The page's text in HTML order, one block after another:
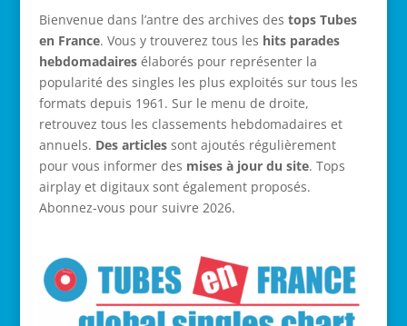
Bienvenue dans l’antre des archives des tops Tubes
en France. Vous y trouverez tous les hits parades
hebdomadairesélaborés pour représenter la
popularité des singles les plus exploités sur tous les
formats depuis 1961. Sur le menu de droite,
retrouvez tous les classements hebdomadaires et
annuels. Des articles sont ajoutés régulièrement
pour vous informer des mises à jour du site. Tops
airplay et digitaux sont également proposés.
Abonnez-vous pour suivre 2026.